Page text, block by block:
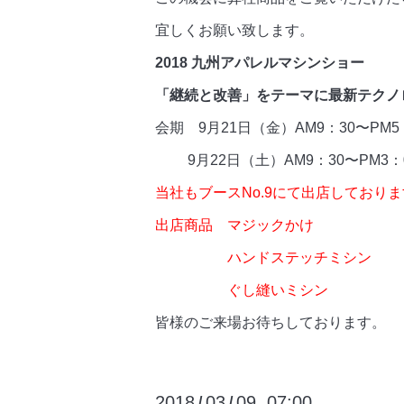
宜しくお願い致します。
2018 九州アパレルマシンショー
「継続と改善」をテーマに最新テク
会期 9月21日（金）AM9：30〜PM5
9月22日（土）AM9：30〜PM3
当社もブースNo.9にて出店しておりま
出店商品 マジックかけ
ハンドステッチミシン
ぐし縫いミシン
皆様のご来場お待ちしております。